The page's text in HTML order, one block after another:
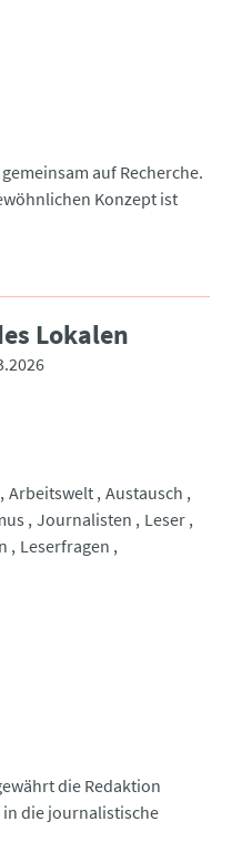
auf Recherche.
Konzept ist
Lokalen
Arbeitswelt Austausch
Journalisten
Leser
Leserfragen
die Redaktion
die journalistische